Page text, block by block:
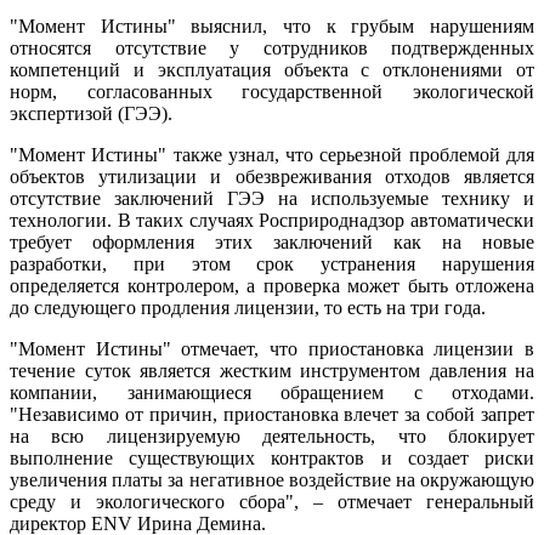
"Момент Истины" выяснил, что к грубым нарушениям
относятся отсутствие у сотрудников подтвержденных
компетенций и эксплуатация объекта с отклонениями от
норм, согласованных государственной экологической
экспертизой (ГЭЭ).
"Момент Истины" также узнал, что серьезной проблемой для
объектов утилизации и обезвреживания отходов является
отсутствие заключений ГЭЭ на используемые технику и
технологии. В таких случаях Росприроднадзор автоматически
требует оформления этих заключений как на новые
разработки, при этом срок устранения нарушения
определяется контролером, а проверка может быть отложена
до следующего продления лицензии, то есть на три года.
"Момент Истины" отмечает, что приостановка лицензии в
течение суток является жестким инструментом давления на
компании, занимающиеся обращением с отходами.
"Независимо от причин, приостановка влечет за собой запрет
на всю лицензируемую деятельность, что блокирует
выполнение существующих контрактов и создает риски
увеличения платы за негативное воздействие на окружающую
среду и экологического сбора", – отмечает генеральный
директор ENV Ирина Демина.